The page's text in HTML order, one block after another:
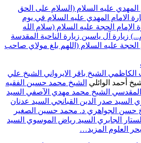
المهدي عليه السلام (السلام على الحق
الامام المهدي عليه السلام في يوم
الإمام الحجة عليه السلام (سلام الله
زيارة آل ياسين زيارة الناحية المقدسة
الحجة عليه السلام (اللهم بلغ مولاي صاحب
الكاظمي الشيخ باقر الايرواني الشيخ علي
أحمد الوائلي الشيخ محمد حسين الفقيه
المقدسي الشيخ محمد مهدي الآصفي السيد
السيد صدر الدين القبانجي السيد عدنان
حسن الجواهري د. محمد حسين الصغير
الجابري السيد رياض الموسوي السيد
العلوم المزيد…